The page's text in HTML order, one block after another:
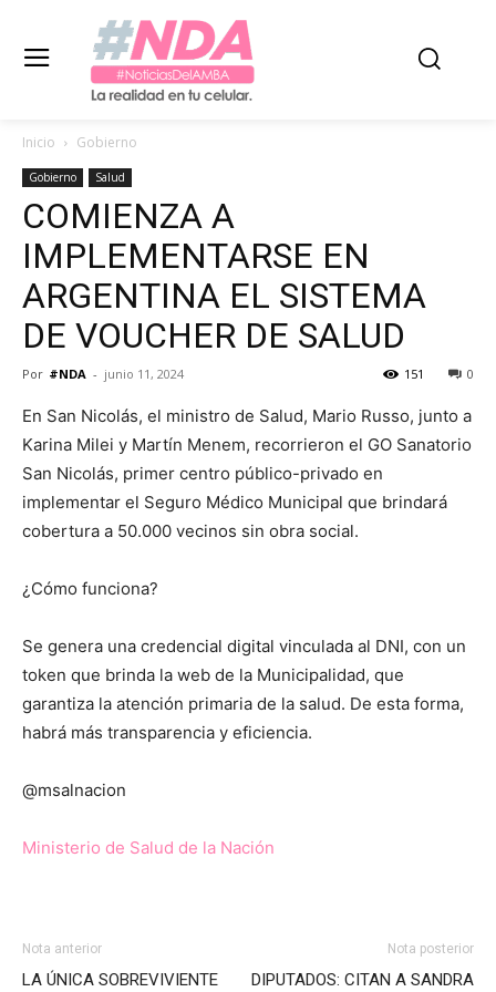
Inicio Gobierno
Gobierno Salud
COMIENZA A
IMPLEMENTARSE EN
ARGENTINA EL SISTEMA
DE VOUCHER DE SALUD
Por #NDA - junio 11, 2024 0
151
En San Nicolás, el ministro de Salud, Mario Russo, junto a
Karina Milei y Martín Menem, recorrieron el GO Sanatorio
San Nicolás, primer centro público-privado en
implementar el Seguro Médico Municipal que brindará
cobertura a 50.000 vecinos sin obra social.
¿Cómo funciona?
Se genera una credencial digital vinculada al DNI, con un
token que brinda la web de la Municipalidad, que
garantiza la atención primaria de la salud. De esta forma,
habrá más transparencia y eficiencia.
@msalnacion
Ministerio de Salud de la Nación
Nota anterior
LA ÚNICA SOBREVIVIENTE
Nota posterior
DIPUTADOS: CITAN A SANDRA